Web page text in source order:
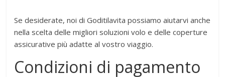
Se desiderate, noi di Goditilavita possiamo aiutarvi anche
nella scelta delle migliori soluzioni volo e delle coperture
assicurative più adatte al vostro viaggio.
Condizioni di pagamento